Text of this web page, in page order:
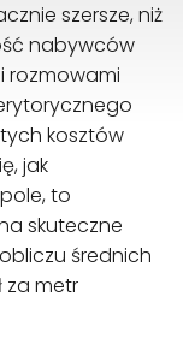
szersze, niż
nabywców
rozmowami
kosztów
jak
to
skuteczne
średnich
za metr